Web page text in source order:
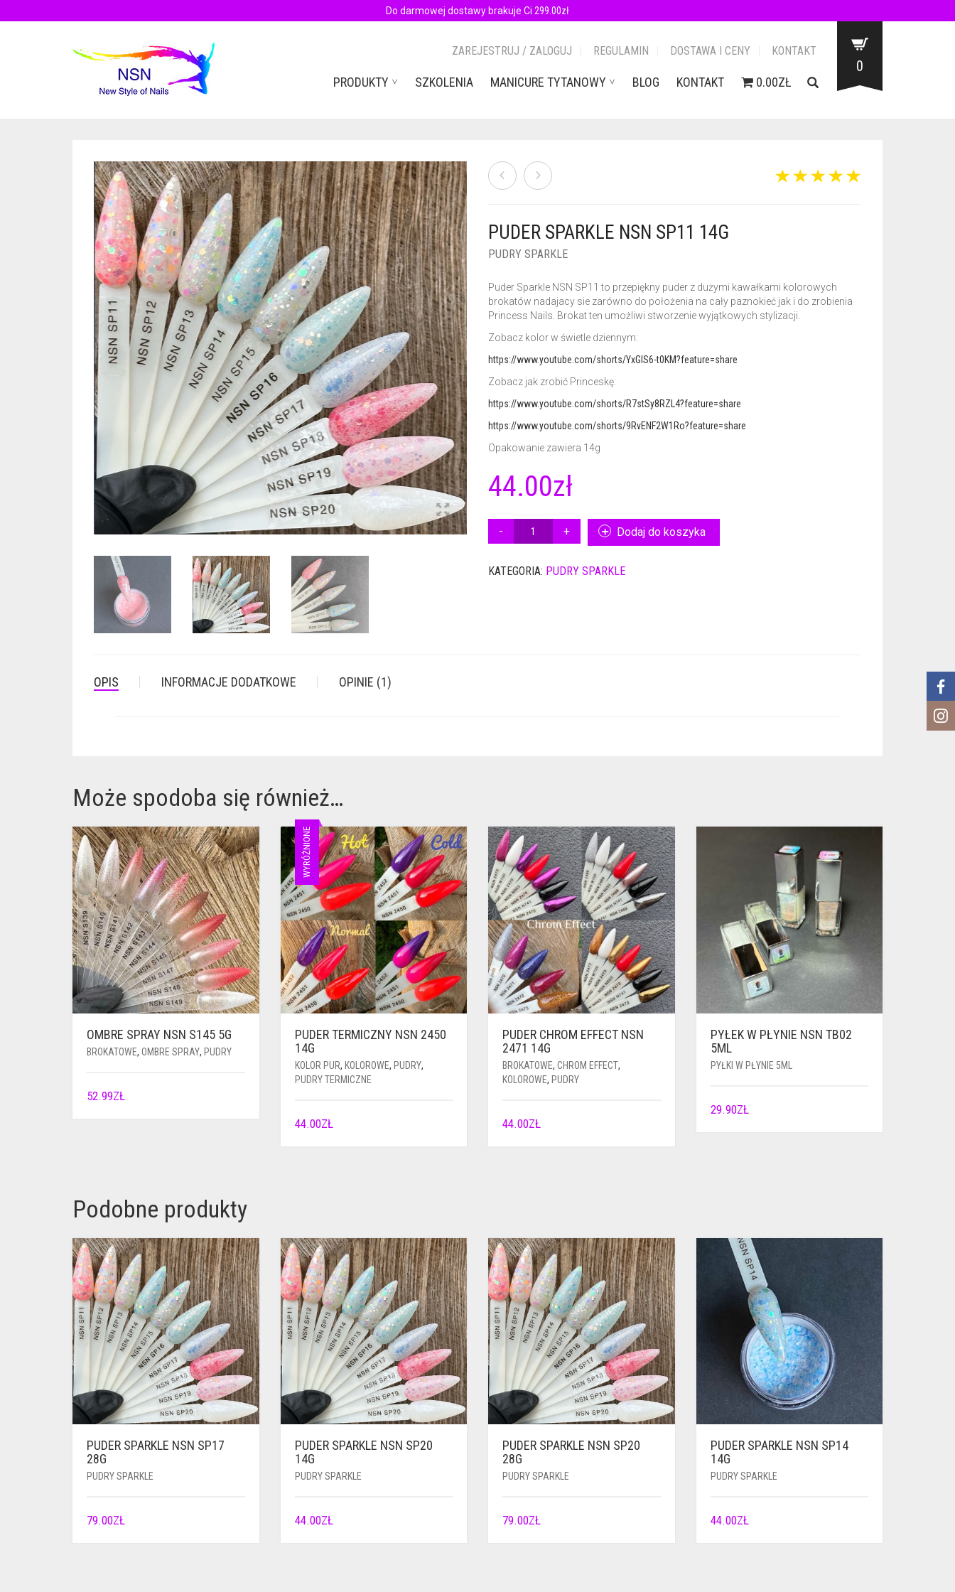
Do darmowej dostawy brakuje Ci 299.00zł
ZAREJESTRUJ / ZALOGUJ REGULAMIN DOSTAWA I CENY KONTAKT
PRODUKTY SZKOLENIA MANICURE TYTANOWY BLOG KONTAKT 0.00ZŁ
0
PUDER SPARKLE NSN SP11 14G
PUDRY SPARKLE
Puder Sparkle NSN SP11 to przepiękny puder z dużymi kawałkami kolorowych
brokatów nadajacy sie zarówno do położenia na cały paznokieć jak i do zrobienia
Princess Nails. Brokat ten umożliwi stworzenie wyjątkowych stylizacji.
Zobacz kolor w świetle dziennym:
https://www.youtube.com/shorts/YxGIS6-t0KM?feature=share
Zobacz jak zrobić Princeskę:
https://www.youtube.com/shorts/R7stSy8RZL4?feature=share
https://www.youtube.com/shorts/9RvENF2W1Ro?feature=share
Opakowanie zawiera 14g
44.00zł
PUDER
NSN
Dodaj do koszyka
KATEGORIA: PUDRY SPARKLE
OPIS INFORMACJE DODATKOWE OPINIE (1)
Może spodoba się również…
OMBRE SPRAY NSN S145 5G
BROKATOWE, OMBRE SPRAY, PUDRY
52.99ZŁ
WYRÓŻNIONE
PUDER TERMICZNY NSN 2450
14G
KOLOR PUR, KOLOROWE, PUDRY,
PUDRY TERMICZNE
44.00ZŁ
PUDER CHROM EFFECT NSN
2471 14G
BROKATOWE, CHROM EFFECT,
KOLOROWE, PUDRY
44.00ZŁ
PYŁEK W PŁYNIE NSN TB02
5ML
PYŁKI W PŁYNIE 5ML
29.90ZŁ
Podobne produkty
PUDER SPARKLE NSN SP17
28G
PUDRY SPARKLE
79.00ZŁ
PUDER SPARKLE NSN SP20
14G
PUDRY SPARKLE
44.00ZŁ
PUDER SPARKLE NSN SP20
28G
PUDRY SPARKLE
79.00ZŁ
PUDER SPARKLE NSN SP14
14G
PUDRY SPARKLE
44.00ZŁ